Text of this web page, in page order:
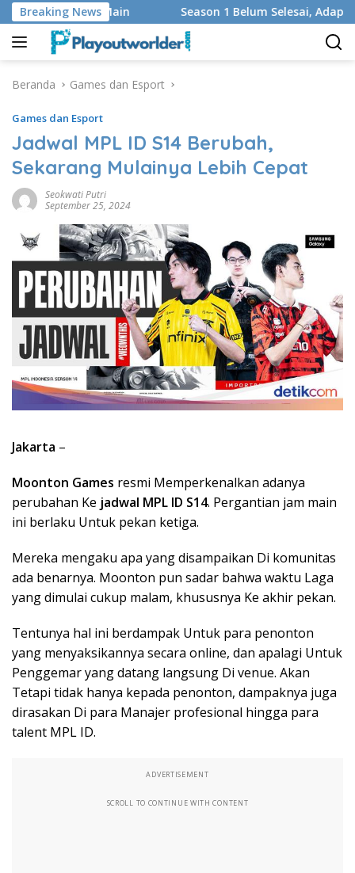
Langsung
ke
konten
Breaking News
yang Main Season 1 Belum Selesai, Adaptasi
Beranda Games dan Esport
Games dan Esport
Jadwal MPL ID S14 Berubah,
Sekarang Mulainya Lebih Cepat
Seokwati Putri
September 25, 2024
Jakarta –
Moonton Games resmi Memperkenalkan adanya
perubahan Ke jadwal MPL ID S14. Pergantian jam main
ini berlaku Untuk pekan ketiga.
Mereka mengaku apa yang disampaikan Di komunitas
ada benarnya. Moonton pun sadar bahwa waktu Laga
yang dimulai cukup malam, khususnya Ke akhir pekan.
Tentunya hal ini berdampak Untuk para penonton
yang menyaksikannya secara online, dan apalagi Untuk
Penggemar yang datang langsung Di venue. Akan
Tetapi tidak hanya kepada penonton, dampaknya juga
dirasakan Di para Manajer profesional hingga para
talent MPL ID.
ADVERTISEMENT
SCROLL TO CONTINUE WITH CONTENT